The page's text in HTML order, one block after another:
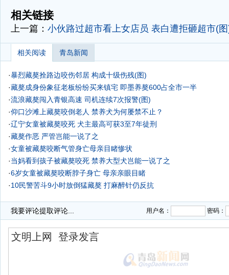
相关链接
上一篇： 小伙路过超市看上女店员 表白遭拒砸超市(
相关阅读 青岛新闻
·暴烈藏獒拴路边咬伤邻居 构成十级伤残(图)
·藏獒成身份象征老板纷纷买来镇宅 即墨养獒600占全市一半
·流浪藏獒闯入青银高速 司机连续7次报警(图)
·仰口沙滩上藏獒咬倒老人 禁养犬为何屡禁不止？
·辽宁女童被藏獒咬死 犬主最高可获3至7年徒刑
·藏獒作恶 严管岂能一说了之
·女童被藏獒咬断气管身亡母亲目睹惨状
·当妈看到孩子被藏獒咬死 禁养大型犬岂能一说了之
·6岁女童被藏獒咬断脖子身亡 母亲亲眼目睹
·10民警苦斗9小时放倒猛藏獒 打麻醉针仍反抗
我要评论提取评论... 用户名： 密码：